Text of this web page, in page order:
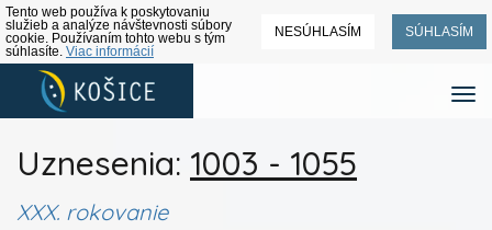
Tento web používa k poskytovaniu
služieb a analýze návštevnosti súbory
cookie. Používaním tohto webu s tým
súhlasíte. Viac informácií
NESÚHLASÍM SÚHLASÍM
Uznesenia: 1003 - 1055
XXX. rokovanie